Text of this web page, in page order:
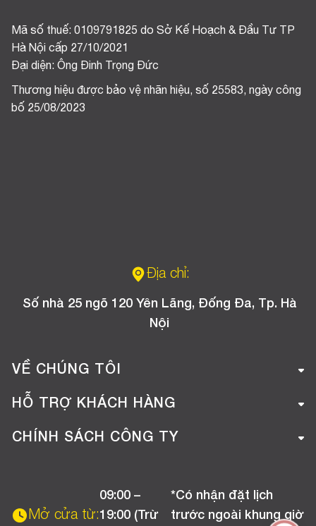
Mã số thuế: 0109791825 do Sở Kế Hoạch & Đầu Tư TP
Hà Nội cấp 27/10/2021
Đại diện: Ông Đinh Trọng Đức
Thương hiệu được bảo vệ nhãn hiệu, số 25583, ngày công
bố 25/08/2023
Địa chỉ:
Số nhà 25 ngõ 120 Yên Lãng, Đống Đa, Tp. Hà
Nội
VỀ CHÚNG TÔI
Giới thiệu công ty
Tuyển dụng
HỖ TRỢ KHÁCH HÀNG
Hướng dẫn mua hàng online
Chương trình khuyến mãi
CHÍNH SÁCH CÔNG TY
Chính sách bảo hành
Mở cửa từ:
09:00 –
19:00 (Trừ
*Có nhận đặt lịch
trước ngoài khung giờ